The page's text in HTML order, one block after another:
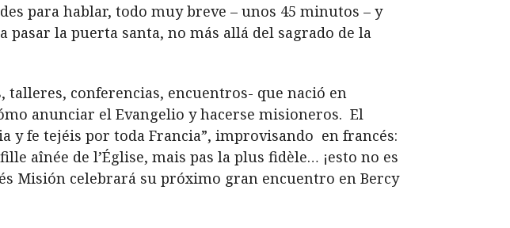
para hablar, todo muy breve – unos 45 minutos – y
la puerta santa, no más allá del sagrado de la
talleres, conferencias, encuentros- que nació en
anunciar el Evangelio y hacerse misioneros. El
y fe tejéis por toda Francia”, improvisando en francés:
aînée de l’Église, mais pas la plus fidèle… ¡esto no es
Misión celebrará su próximo gran encuentro en Bercy